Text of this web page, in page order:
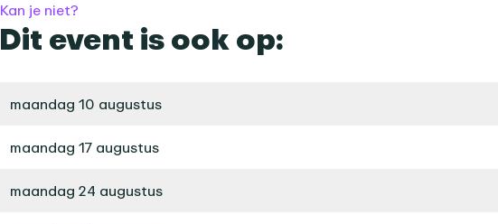
Kan je niet?
Dit event is ook op:
maandag 10 augustus
maandag 17 augustus
maandag 24 augustus